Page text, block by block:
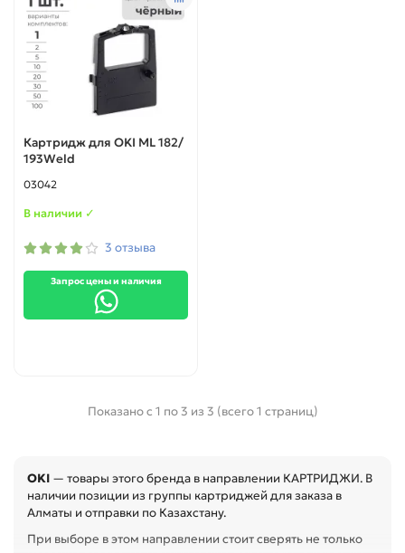
Картридж для OKI ML 182/
193Weld
03042
В наличии ✓
3 отзыва
Запрос цены и наличия
Показано с 1 по 3 из 3 (всего 1 страниц)
OKI — товары этого бренда в направлении КАРТРИДЖИ. В
наличии позиции из группы картриджей для заказа в
Алматы и отправки по Казахстану.
При выборе в этом направлении стоит сверять не только